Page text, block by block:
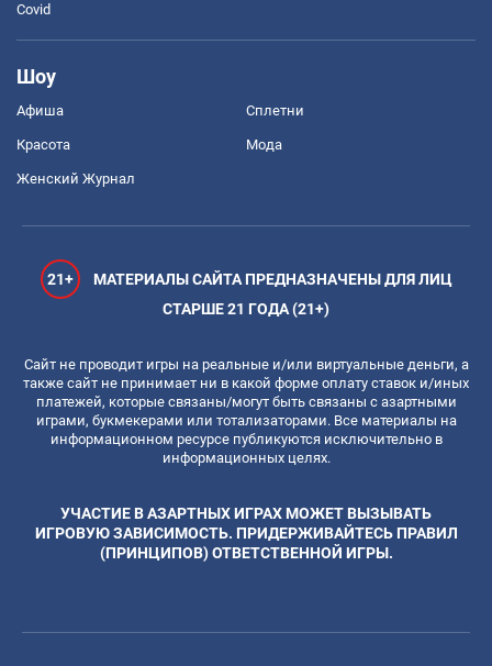
Covid
Шоу
Афиша Сплетни
Красота Мода
Женский Журнал
21+
МАТЕРИАЛЫ САЙТА ПРЕДНАЗНАЧЕНЫ ДЛЯ ЛИЦ
СТАРШЕ 21 ГОДА (21+)
Сайт не проводит игры на реальные и/или виртуальные деньги, а
также сайт не принимает ни в какой форме оплату ставок и/иных
платежей, которые связаны/могут быть связаны с азартными
играми, букмекерами или тотализаторами. Все материалы на
информационном ресурсе публикуются исключительно в
информационных целях.
УЧАСТИЕ В АЗАРТНЫХ ИГРАХ МОЖЕТ ВЫЗЫВАТЬ
ИГРОВУЮ ЗАВИСИМОСТЬ. ПРИДЕРЖИВАЙТЕСЬ ПРАВИЛ
(ПРИНЦИПОВ) ОТВЕТСТВЕННОЙ ИГРЫ.